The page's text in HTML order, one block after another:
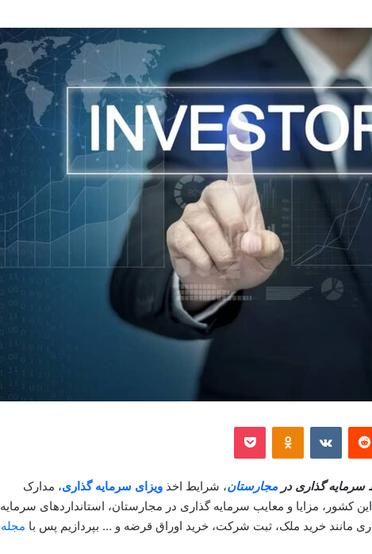
‫رددیت ‫VKontakte
‫Odnoklassniki
پاکت
سرمایه گذاری در مجارستان، شرایط اخذ ویزای سرمایه گذاری، مدارک
کشور، مزایا و معایب سرمایه گذاری در مجارستان، استانداردهای سرمایه
مانند خرید ملک، ثبت شرکت، خرید اوراق قرضه و … بپردازیم پس با مجله